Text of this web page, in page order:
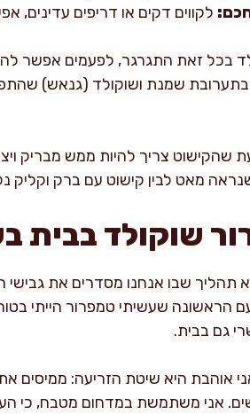
לקווים דקים או דריפים
בכל זאת התגרגר, לפעמים אפשר
שמנת ושוקולד (גנאש)
שהקישוט צריך להיות ממש מבריק
מאט לבין קישוט עם ברק וקליק
שוקולד בבית
תהליך שבו אנחנו מסדרים את
הראשונה שעשיתי טמפרור הייתי
גם בבית.
אוהבת היא שיטת הזריעה: ממיסים את
אני משתמשת במדחום מטבח, כי